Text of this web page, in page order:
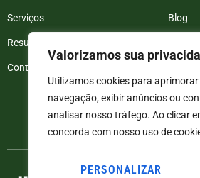
Valorizamos sua
Utilizamos cookies para
navegação, exibir anúncios ou
analisar nosso tráfego. Ao clicar
concorda com nosso uso de
PERSONALIZAR
Serviços
Resultados de exames
Contato
Blog